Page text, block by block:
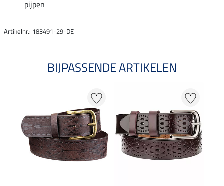
pijpen
Artikelnr.: 183491-29-DE
BIJPASSENDE ARTIKELEN